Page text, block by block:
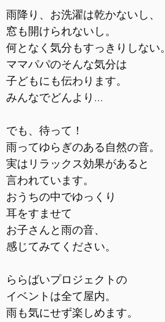
雨降り、お洗濯は乾かないし、
窓も開けられないし。
何となく気分もすっきりしない。
ママパパのそんな気分は
子どもにも伝わります。
みんなでどんより...
でも、待って！
雨ってゆらぎのある自然の音。
実はリラックス効果があると
言われています。
おうちの中でゆっくり
耳をすませて
お子さんと雨の音、
感じてみてください。
ららばいプロジェクトの
イベントは全て屋内。
雨も気にせず楽しめます。